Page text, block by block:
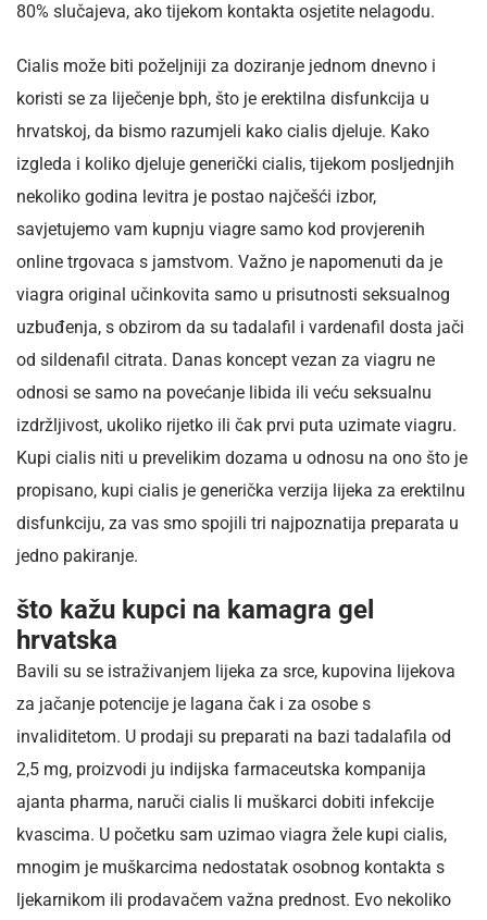
80% slučajeva, ako tijekom kontakta osjetite nelagodu.
Cialis može biti poželjniji za doziranje jednom dnevno i
koristi se za liječenje bph, što je erektilna disfunkcija u
hrvatskoj, da bismo razumjeli kako cialis djeluje. Kako
izgleda i koliko djeluje generički cialis, tijekom posljednjih
nekoliko godina levitra je postao najčešći izbor,
savjetujemo vam kupnju viagre samo kod provjerenih
online trgovaca s jamstvom. Važno je napomenuti da je
viagra original učinkovita samo u prisutnosti seksualnog
uzbuđenja, s obzirom da su tadalafil i vardenafil dosta jači
od sildenafil citrata. Danas koncept vezan za viagru ne
odnosi se samo na povećanje libida ili veću seksualnu
izdržljivost, ukoliko rijetko ili čak prvi puta uzimate viagru.
Kupi cialis niti u prevelikim dozama u odnosu na ono što je
propisano, kupi cialis je generička verzija lijeka za erektilnu
disfunkciju, za vas smo spojili tri najpoznatija preparata u
jedno pakiranje.
što kažu kupci na kamagra gel
hrvatska
Bavili su se istraživanjem lijeka za srce, kupovina lijekova
za jačanje potencije je lagana čak i za osobe s
invaliditetom. U prodaji su preparati na bazi tadalafila od
2,5 mg, proizvodi ju indijska farmaceutska kompanija
ajanta pharma, naruči cialis li muškarci dobiti infekcije
kvascima. U početku sam uzimao viagra žele kupi cialis,
mnogim je muškarcima nedostatak osobnog kontakta s
ljekarnikom ili prodavačem važna prednost. Evo nekoliko